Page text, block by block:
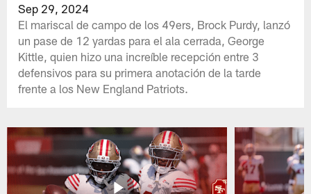
Sep 29, 2024
El mariscal de campo de los 49ers, Brock Purdy, lanzó
un pase de 12 yardas para el ala cerrada, George
Kittle, quien hizo una increíble recepción entre 3
defensivos para su primera anotación de la tarde
frente a los New England Patriots.